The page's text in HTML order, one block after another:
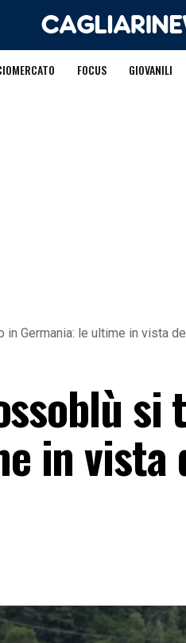
FOCUS GIOVANILI
Germania: le ultime in vista
si
in vista